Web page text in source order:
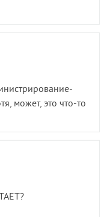
может, это что-то